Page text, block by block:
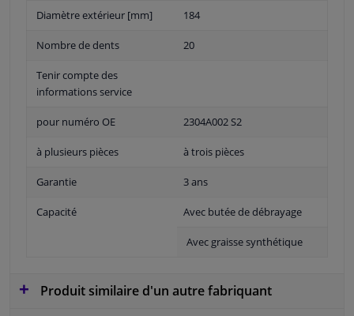
Diamètre extérieur [mm] 184
Nombre de dents 20
Tenir compte des
informations service
pour numéro OE 2304A002 S2
à plusieurs pièces à trois pièces
Garantie 3 ans
Capacité Avec butée de débrayage
Avec graisse synthétique
Produit similaire d'un autre fabriquant